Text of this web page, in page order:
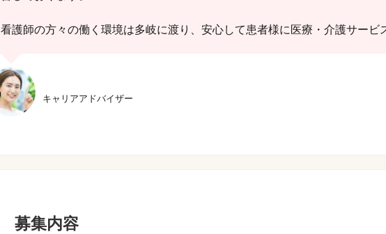
看護師の方々の働く環境は多岐に渡り、安心して患者様に医療・介護サービ
キャリアアドバイザー
募集内容